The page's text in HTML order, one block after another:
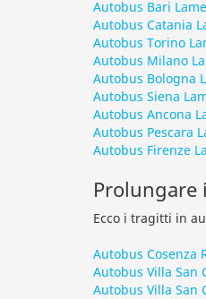
Autobus Bari
Autobus Catania
Autobus Torino
Autobus Milano
Autobus Bologna
Autobus Siena
Autobus Ancona
Autobus Pescara
Autobus Firenze
Ecco i tragitti in
Autobus Cosenza
Autobus Villa San
Autobus Villa San